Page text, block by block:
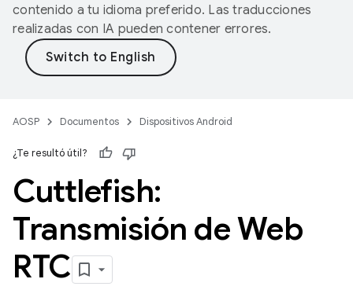
contenido a tu idioma preferido. Las traducciones
realizadas con IA pueden contener errores.
AOSP Documentos Dispositivos Android
¿Te resultó útil?
Cuttlefish:
Transmisión de Web
RTC